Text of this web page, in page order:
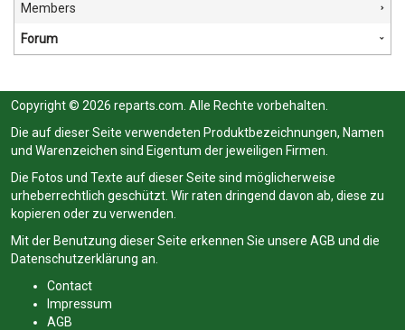
Members
Forum
Copyright © 2026 reparts.com. Alle Rechte vorbehalten.
Die auf dieser Seite verwendeten Produktbezeichnungen, Namen
und Warenzeichen sind Eigentum der jeweiligen Firmen.
Die Fotos und Texte auf dieser Seite sind möglicherweise
urheberrechtlich geschützt. Wir raten dringend davon ab, diese zu
kopieren oder zu verwenden.
Mit der Benutzung dieser Seite erkennen Sie unsere AGB und die
Datenschutzerklärung an.
Contact
Impressum
AGB